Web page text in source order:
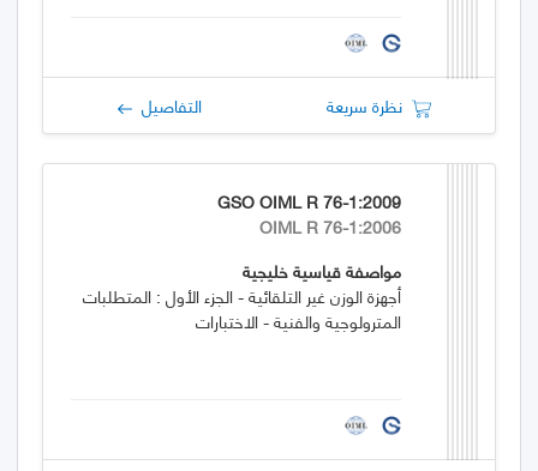
نظرة سريعة التفاصيل
GSO OIML R 76-1:2009
OIML R 76-1:2006
مواصفة قياسية خليجية
أجهزة الوزن غير التلقائية - الجزء الأول : المتطلبات
المترولوجية والفنية - الاختبارات